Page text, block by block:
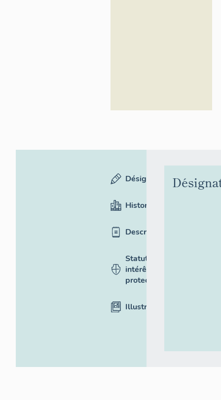
Désignation
Historique
Description
Statut,
intérêt et
protection
Illustrations